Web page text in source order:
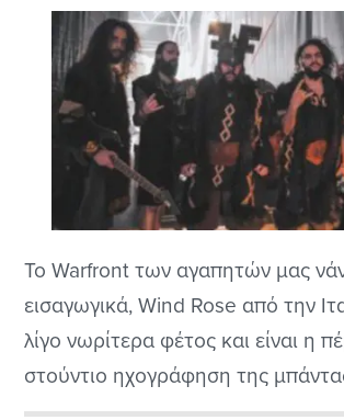
Το Warfront των αγαπητών μας
εισαγωγικά, Wind Rose από την
λίγο νωρίτερα φέτος και είναι η
στούντιο ηχογράφηση της
Πίζα. Έχω παρουσιάσει το